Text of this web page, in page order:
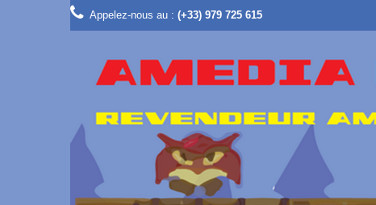
Appelez-nous au : (+33) 979 725 615